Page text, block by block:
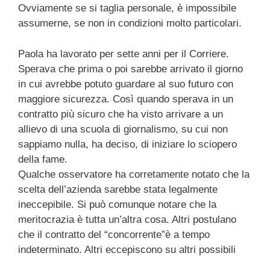
Ovviamente se si taglia personale, è impossibile
assumerne, se non in condizioni molto particolari.
Paola ha lavorato per sette anni per il Corriere.
Sperava che prima o poi sarebbe arrivato il giorno
in cui avrebbe potuto guardare al suo futuro con
maggiore sicurezza. Così quando sperava in un
contratto più sicuro che ha visto arrivare a un
allievo di una scuola di giornalismo, su cui non
sappiamo nulla, ha deciso, di iniziare lo sciopero
della fame.
Qualche osservatore ha corretamente notato che la
scelta dell’azienda sarebbe stata legalmente
ineccepibile. Si può comunque notare che la
meritocrazia è tutta un’altra cosa. Altri postulano
che il contratto del “concorrente”è a tempo
indeterminato. Altri eccepiscono su altri possibili